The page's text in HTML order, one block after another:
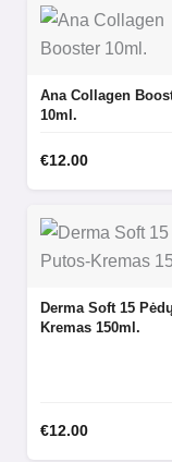
Ana Collagen
10ml.
€12.00
Derma Soft 15
Kremas 150ml.
€12.00